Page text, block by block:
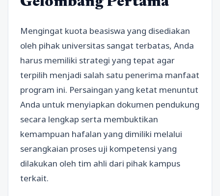
Mengingat kuota beasiswa yang disediakan
oleh pihak universitas sangat terbatas, Anda
harus memiliki strategi yang tepat agar
terpilih menjadi salah satu penerima manfaat
program ini. Persaingan yang ketat menuntut
Anda untuk menyiapkan dokumen pendukung
secara lengkap serta membuktikan
kemampuan hafalan yang dimiliki melalui
serangkaian proses uji kompetensi yang
dilakukan oleh tim ahli dari pihak kampus
terkait.